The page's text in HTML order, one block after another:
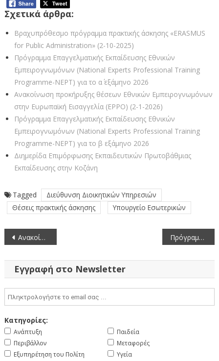
Σχετικά άρθρα:
Βραχυπρόθεσμο πρόγραμμα πρακτικής άσκησης «ERASMUS
for Public Administration» (2-10-2025)
Πρόγραμμα Επαγγελματικής Εκπαίδευσης Εθνικών
Εμπειρογνωμόνων (National Experts Professional Training
Programme-NEPT) για το α΄ εξάμηνο 2026
Ανακοίνωση προκήρυξης θέσεων Εθνικών Εμπειρογνωμόνων
στην Ευρωπαϊκή Εισαγγελία (EPPO) (2-1-2026)
Πρόγραμμα Επαγγελματικής Εκπαίδευσης Εθνικών
Εμπειρογνωμόνων (National Experts Professional Training
Programme-NEPT) για το β εξάμηνο 2026
Διημερίδα Επιμόρφωσης Εκπαιδευτικών Πρωτοβάθμιας
Εκπαίδευσης στην Κοζάνη
Tagged
Διεύθυνση Διοικητικών Υπηρεσιών
Θέσεις πρακτικής άσκησης
Υπουργείο Εσωτερικών
Πλοήγηση
άρθρων
Ανακοίνωση Ειδικών Τμημάτων Ιταλικής γλώσσας για Δημοσίους Υπαλλήλους στο Ιταλικό Μορφωτικό Ινστιτούτο Αθηνών (12-9-2024) Πρόγραμμα εκδηλώσεων μνήμης της Γενοκτονίας των Ελλήνων της Μικράς Ασίας από το Τουρκικό Κράτος (15-9-2024)
Εγγραφή στο Newsletter
Κατηγορίες:
Ανάπτυξη
Περιβάλλον
Εξυπηρέτηση του Πολίτη
Παιδεία
Μεταφορές
Υγεία